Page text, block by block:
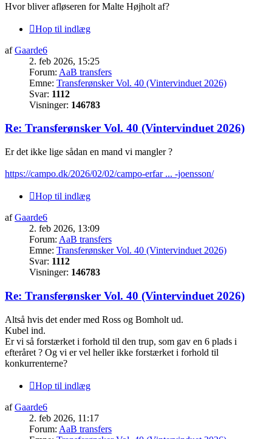
Hvor bliver afløseren for Malte Højholt af?
Hop til indlæg
afGaarde6
2. feb 2026, 15:25
Forum: AaB transfers
Emne: Transferønsker Vol. 40 (Vintervinduet 2026)
Svar: 1112
Visninger: 146783
Re: Transferønsker Vol. 40 (Vintervinduet 2026)
Er det ikke lige sådan en mand vi mangler ?
https://campo.dk/2026/02/02/campo-erfar ... -joensson/
Hop til indlæg
afGaarde6
2. feb 2026, 13:09
Forum: AaB transfers
Emne: Transferønsker Vol. 40 (Vintervinduet 2026)
Svar: 1112
Visninger: 146783
Re: Transferønsker Vol. 40 (Vintervinduet 2026)
Altså hvis det ender med Ross og Bomholt ud.
Kubel ind.
Er vi så forstærket i forhold til den trup, som gav en 6 plads i
efteråret ? Og vi er vel heller ikke forstærket i forhold til
konkurrenterne?
Hop til indlæg
afGaarde6
2. feb 2026, 11:17
Forum: AaB transfers